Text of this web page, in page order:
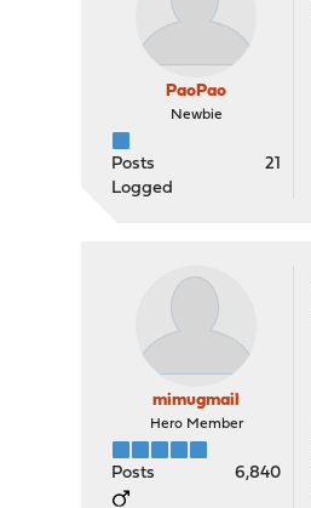
PaoPao
Newbie
Posts
21
Logged
mimugmail
Hero Member
Posts 6,840